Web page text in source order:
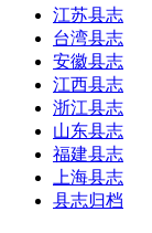
江苏县志
台湾县志
安徽县志
江西县志
浙江县志
山东县志
福建县志
上海县志
县志归档